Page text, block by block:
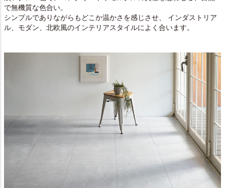
で無機質な色合い。
シンプルでありながらもどこか温かさを感じさせ、 インダストリア
ル、モダン、北欧風のインテリアスタイルによく合います。